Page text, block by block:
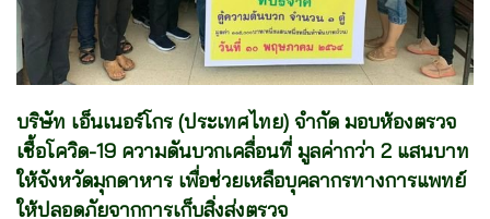
บริษัท เอ็นเนอร์โกร (ประเทศไทย) จำกัด มอบห้องตรวจ
เชื้อโควิด-19 ความดันบวกเคลื่อนที่ มูลค่ากว่า 2 แสนบาท
ให้จังหวัดมุกดาหาร เพื่อช่วยเหลือบุคลากรทางการแพทย์
ให้ปลอดภัยจากการเก็บสิ่งส่งตรวจ